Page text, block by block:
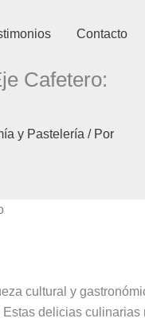
Contacto
Cafetero:
y Pastelería / Por
cultural y
delicias